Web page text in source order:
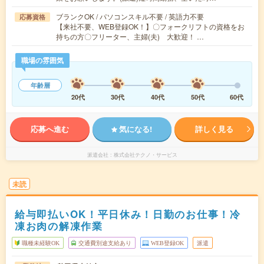
応募資格
ブランクOK / パソコンスキル不要 / 英語力不要
【来社不要、WEB登録OK！】〇フォークリフトの資格をお
持ちの方〇フリーター、主婦(夫) 大歓迎！ …
職場の雰囲気
年齢層
20代
30代 40代 50代 60代
応募へ進む 気になる! 詳しく見る
派遣会社 株式会社テクノ・サービス
未読
給与即払いOK！平日休み！日勤のお仕事！冷
凍お肉の解凍作業
職種未経験OK 交通費別途支給あり WEB登録OK 派遣